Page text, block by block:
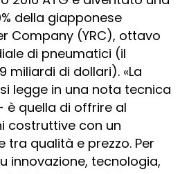
della giapponese
Company (YRC), ottavo
di pneumatici (il
miliardi di dollari). «La
legge in una nota tecnica
è quella di offrire al
costruttive con un
qualità e prezzo. Per
innovazione, tecnologia,